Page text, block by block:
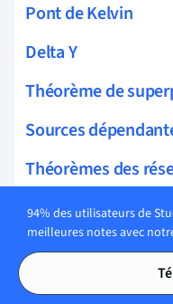
Pont de Kelvin
Delta Y
Théorème de
Sources
Théorèmes des
Théorème de
Théorème de
Oscillations
94% des utilisateurs de
meilleures notes avec